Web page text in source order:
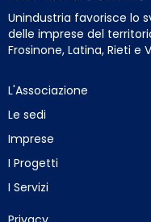
Unindustria favorisce lo
delle imprese del
Frosinone, Latina, Rieti e
L'Associazione
Le sedi
Imprese
I Progetti
I Servizi